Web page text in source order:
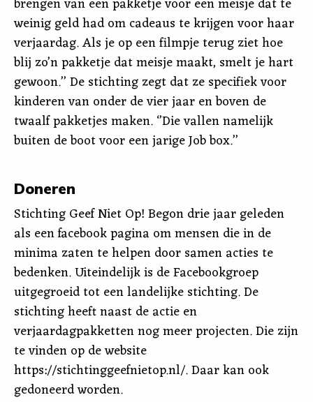
weinig geld had om cadeaus te krijgen voor haar
verjaardag. Als je op een filmpje terug ziet hoe
blij zo’n pakketje dat meisje maakt, smelt je hart
gewoon.’’ De stichting zegt dat ze specifiek voor
kinderen van onder de vier jaar en boven de
twaalf pakketjes maken. ‘’Die vallen namelijk
buiten de boot voor een jarige Job box.’’
Doneren
Stichting Geef Niet Op! Begon drie jaar geleden
als een facebook pagina om mensen die in de
minima zaten te helpen door samen acties te
bedenken. Uiteindelijk is de Facebookgroep
uitgegroeid tot een landelijke stichting. De
stichting heeft naast de actie en
verjaardagpakketten nog meer projecten. Die zijn
te vinden op de website
https://stichtinggeefnietop.nl/. Daar kan ook
gedoneerd worden.